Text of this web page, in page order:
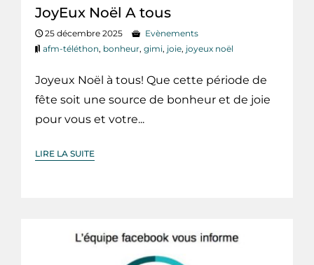
JoyEux Noël A tous
25 décembre 2025
Evènements
afm-téléthon, bonheur, gimi, joie, joyeux noël
Joyeux Noël à tous! Que cette période de
fête soit une source de bonheur et de joie
pour vous et votre...
LIRE LA SUITE